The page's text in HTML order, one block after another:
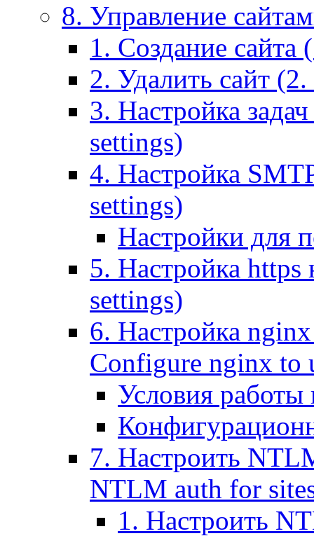
8. Управление
1. Создание сайта
2. Удалить сайт
3. Настройка
settings)
4. Настройка
settings)
Настройки для
5. Настройка https
settings)
6. Настройка
Configure nginx to
Условия работы
7. Настроить
NTLM auth for
1. Настроить